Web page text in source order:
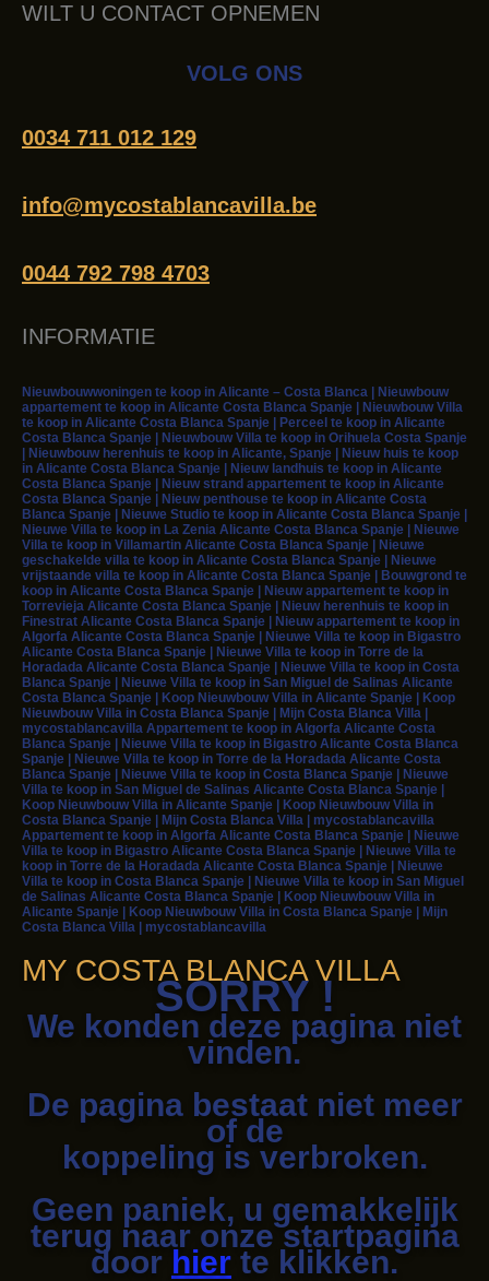
WILT U CONTACT OPNEMEN
VOLG ONS
0034 711 012 129
info@mycostablancavilla.be
0044 792 798 4703
INFORMATIE
Nieuwbouwwoningen te koop in Alicante – Costa Blanca | Nieuwbouw
appartement te koop in Alicante Costa Blanca Spanje | Nieuwbouw Villa
te koop in Alicante Costa Blanca Spanje | Perceel te koop in Alicante
Costa Blanca Spanje | Nieuwbouw Villa te koop in Orihuela Costa Spanje
| Nieuwbouw herenhuis te koop in Alicante, Spanje | Nieuw huis te koop
in Alicante Costa Blanca Spanje | Nieuw landhuis te koop in Alicante
Costa Blanca Spanje | Nieuw strand appartement te koop in Alicante
Costa Blanca Spanje | Nieuw penthouse te koop in Alicante Costa
Blanca Spanje | Nieuwe Studio te koop in Alicante Costa Blanca Spanje |
Nieuwe Villa te koop in La Zenia Alicante Costa Blanca Spanje | Nieuwe
Villa te koop in Villamartin Alicante Costa Blanca Spanje | Nieuwe
geschakelde villa te koop in Alicante Costa Blanca Spanje | Nieuwe
vrijstaande villa te koop in Alicante Costa Blanca Spanje | Bouwgrond te
koop in Alicante Costa Blanca Spanje | Nieuw appartement te koop in
Torrevieja Alicante Costa Blanca Spanje | Nieuw herenhuis te koop in
Finestrat Alicante Costa Blanca Spanje | Nieuw appartement te koop in
Algorfa Alicante Costa Blanca Spanje | Nieuwe Villa te koop in Bigastro
Alicante Costa Blanca Spanje | Nieuwe Villa te koop in Torre de la
Horadada Alicante Costa Blanca Spanje | Nieuwe Villa te koop in Costa
Blanca Spanje | Nieuwe Villa te koop in San Miguel de Salinas Alicante
Costa Blanca Spanje | Koop Nieuwbouw Villa in Alicante Spanje | Koop
Nieuwbouw Villa in Costa Blanca Spanje | Mijn Costa Blanca Villa |
mycostablancavilla Appartement te koop in Algorfa Alicante Costa
Blanca Spanje | Nieuwe Villa te koop in Bigastro Alicante Costa Blanca
Spanje | Nieuwe Villa te koop in Torre de la Horadada Alicante Costa
Blanca Spanje | Nieuwe Villa te koop in Costa Blanca Spanje | Nieuwe
Villa te koop in San Miguel de Salinas Alicante Costa Blanca Spanje |
Koop Nieuwbouw Villa in Alicante Spanje | Koop Nieuwbouw Villa in
Costa Blanca Spanje | Mijn Costa Blanca Villa | mycostablancavilla
Appartement te koop in Algorfa Alicante Costa Blanca Spanje | Nieuwe
Villa te koop in Bigastro Alicante Costa Blanca Spanje | Nieuwe Villa te
koop in Torre de la Horadada Alicante Costa Blanca Spanje | Nieuwe
Villa te koop in Costa Blanca Spanje | Nieuwe Villa te koop in San Miguel
de Salinas Alicante Costa Blanca Spanje | Koop Nieuwbouw Villa in
Alicante Spanje | Koop Nieuwbouw Villa in Costa Blanca Spanje | Mijn
Costa Blanca Villa | mycostablancavilla
MY COSTA BLANCA VILLA
SORRY !
We konden deze pagina niet
vinden.
De pagina bestaat niet meer
of de
koppeling is verbroken.
Geen paniek, u gemakkelijk
terug naar onze startpagina
door hier te klikken.